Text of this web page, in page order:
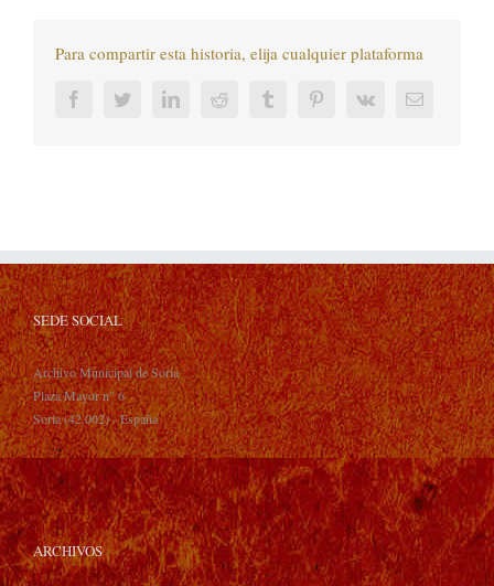
Para compartir esta historia, elija cualquier plataforma
FacebookTwitterLinkedInReddit Tumblr PinterestVk
Correo
SEDE SOCIAL
Archivo Municipal de Soria
Plaza Mayor n° 6
Soria (42.002) - España
ARCHIVOS